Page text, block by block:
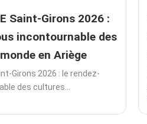
Saint-Girons 2026 :
incontournable des
en Ariège
Girons 2026 : le rendez-
des cultures...